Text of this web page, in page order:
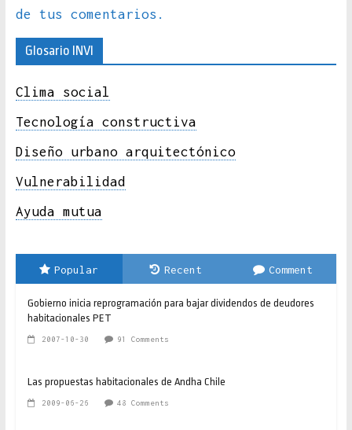
de tus comentarios.
Glosario INVI
Clima social
Tecnología constructiva
Diseño urbano arquitectónico
Vulnerabilidad
Ayuda mutua
Popular Recent Comment
Gobierno inicia reprogramación para bajar dividendos de deudores
habitacionales PET
2007-10-30 91 Comments
Las propuestas habitacionales de Andha Chile
2009-06-26 48 Comments